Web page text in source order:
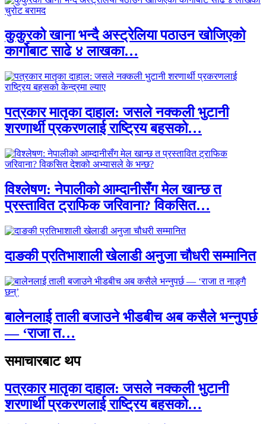
कुकुरको खाना भन्दै अस्ट्रेलिया पठाउन खोजिएको
कार्गोबाट साढे ४ लाखका…
पत्रकार मातृका दाहाल: जसले नक्कली भुटानी
शरणार्थी प्रकरणलाई राष्ट्रिय बहसको…
विश्लेषण: नेपालीको आम्दानीसँग मेल खान्छ त
प्रस्तावित ट्राफिक जरिवाना? विकसित…
दाङकी प्रतिभाशाली खेलाडी अनुजा चौधरी सम्मानित
बालेनलाई ताली बजाउने भीडबीच अब कसैले भन्नुपर्छ
— ‘राजा त…
समाचारबाट थप
पत्रकार मातृका दाहाल: जसले नक्कली भुटानी
शरणार्थी प्रकरणलाई राष्ट्रिय बहसको…